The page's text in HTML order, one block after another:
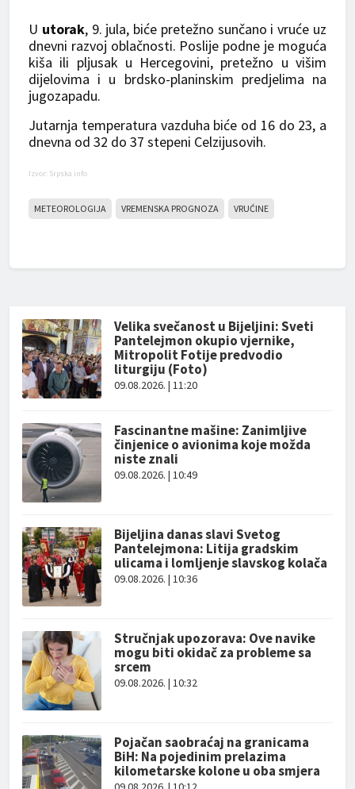
U utorak, 9. jula, biće pretežno sunčano i vruće uz
dnevni razvoj oblačnosti. Poslije podne je moguća
kiša ili pljusak u Hercegovini, pretežno u višim
dijelovima i u brdsko-planinskim predjelima na
jugozapadu.
Jutarnja temperatura vazduha biće od 16 do 23, a
dnevna od 32 do 37 stepeni Celzijusovih.
Izvor: Srpska info
METEOROLOGIJA VREMENSKA PROGNOZA VRUĆINE
Velika svečanost u Bijeljini: Sveti
Pantelejmon okupio vjernike,
Mitropolit Fotije predvodio
liturgiju (Foto)
09.08.2026. | 11:20
Fascinantne mašine: Zanimljive
činjenice o avionima koje možda
niste znali
09.08.2026. | 10:49
Bijeljina danas slavi Svetog
Pantelejmona: Litija gradskim
ulicama i lomljenje slavskog kolača
09.08.2026. | 10:36
Stručnjak upozorava: Ove navike
mogu biti okidač za probleme sa
srcem
09.08.2026. | 10:32
Pojačan saobraćaj na granicama
BiH: Na pojedinim prelazima
kilometarske kolone u oba smjera